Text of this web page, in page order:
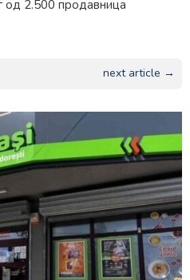
2.500 продавница
next article →